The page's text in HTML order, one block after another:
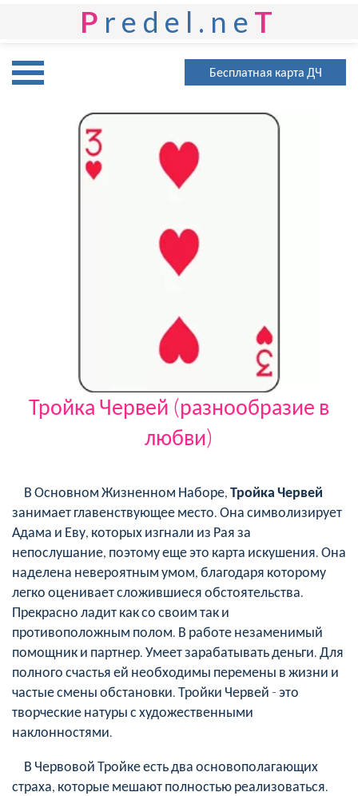
P redel.ne T
Бесплатная карта ДЧ
Тройка Червей (разнообразие в
любви)
В Основном Жизненном Наборе,Тройка Червей
занимает главенствующее место. Она символизирует
Адама и Еву, которых изгнали из Рая за
непослушание, поэтому еще это карта искушения. Она
наделена невероятным умом, благодаря которому
легко оценивает сложившиеся обстоятельства.
Прекрасно ладит как со своим так и
противоположным полом. В работе незаменимый
помощник и партнер. Умеет зарабатывать деньги. Для
полного счастья ей необходимы перемены в жизни и
частые смены обстановки. Тройки Червей - это
творческие натуры с художественными
наклонностями.
В Червовой Тройке есть два основополагающих
страха, которые мешают полностью реализоваться.